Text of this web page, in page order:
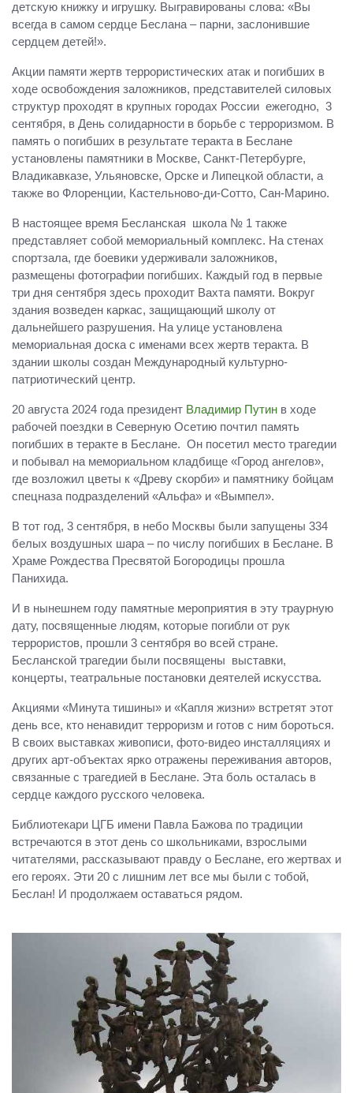
детскую книжку и игрушку. Выгравированы слова: «Вы
всегда в самом сердце Беслана – парни, заслонившие
сердцем детей!».
Акции памяти жертв террористических атак и погибших в
ходе освобождения заложников, представителей силовых
структур проходят в крупных городах России ежегодно, 3
сентября, в День солидарности в борьбе с терроризмом. В
память о погибших в результате теракта в Беслане
установлены памятники в Москве, Санкт-Петербурге,
Владикавказе, Ульяновске, Орске и Липецкой области, а
также во Флоренции, Кастельново-ди-Сотто, Сан-Марино.
В настоящее время Бесланская школа № 1 также
представляет собой мемориальный комплекс. На стенах
спортзала, где боевики удерживали заложников,
размещены фотографии погибших. Каждый год в первые
три дня сентября здесь проходит Вахта памяти. Вокруг
здания возведен каркас, защищающий школу от
дальнейшего разрушения. На улице установлена
мемориальная доска с именами всех жертв теракта. В
здании школы создан Международный культурно-
патриотический центр.
20 августа 2024 года президент Владимир Путин в ходе
рабочей поездки в Северную Осетию почтил память
погибших в теракте в Беслане. Он посетил место трагедии
и побывал на мемориальном кладбище «Город ангелов»,
где возложил цветы к «Древу скорби» и памятнику бойцам
спецназа подразделений «Альфа» и «Вымпел».
В тот год, 3 сентября, в небо Москвы были запущены 334
белых воздушных шара – по числу погибших в Беслане. В
Храме Рождества Пресвятой Богородицы прошла
Панихида.
И в нынешнем году памятные мероприятия в эту траурную
дату, посвященные людям, которые погибли от рук
террористов, прошли 3 сентября во всей стране.
Бесланской трагедии были посвящены выставки,
концерты, театральные постановки деятелей искусства.
Акциями «Минута тишины» и «Капля жизни» встретят этот
день все, кто ненавидит терроризм и готов с ним бороться.
В своих выставках живописи, фото-видео инсталляциях и
других арт-объектах ярко отражены переживания авторов,
связанные с трагедией в Беслане. Эта боль осталась в
сердце каждого русского человека.
Библиотекари ЦГБ имени Павла Бажова по традиции
встречаются в этот день со школьниками, взрослыми
читателями, рассказывают правду о Беслане, его жертвах и
его героях. Эти 20 с лишним лет все мы были с тобой,
Беслан! И продолжаем оставаться рядом.